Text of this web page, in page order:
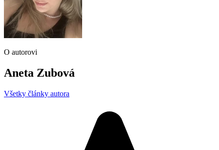
O autorovi
Aneta Zubová
Všetky články autora